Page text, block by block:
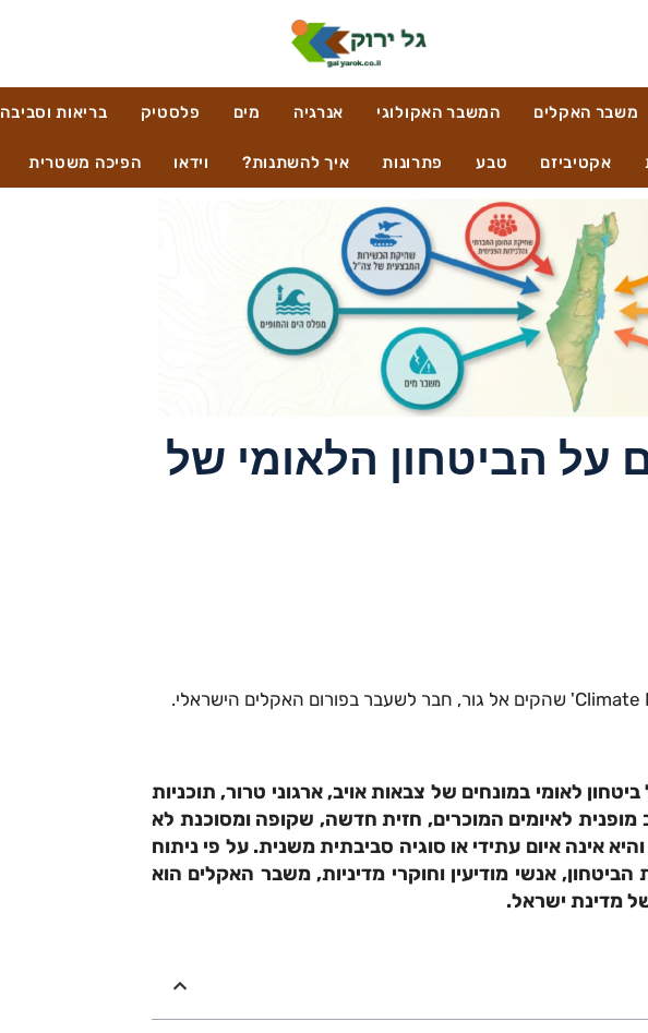
משבר האקלים המשבר האקולוגי אנרגיה מים פלסטיק בריאות וסביבה
אקטיביזם טבע פתרונות איך להשתנות? וידאו הפיכה משטרית
על הביטחון הלאומי של
לאומי במונחים של צבאות אויב, ארגוני טרור, תוכניות
לאיומים המוכרים, חזית חדשה, שקופה ומסוכנת לא
אינה איום עתידי או סוגיה סביבתית משנית. על פי ניתוח
אנשי מודיעין וחוקרי מדיניות, משבר האקלים הוא
של מדינת ישראל.